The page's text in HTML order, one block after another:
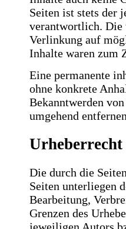
Seiten ist stets der
verantwortlich. Die
Verlinkung auf
Inhalte waren zum
Eine permanente
ohne konkrete
Bekanntwerden
umgehend
Urheberrecht
Die durch die
Seiten unterliegen
Bearbeitung,
Grenzen des